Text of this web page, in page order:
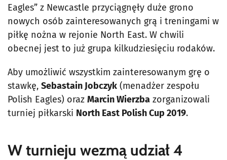
Eagles” z Newcastle przyciągnęły duże grono
nowych osób zainteresowanych grą i treningami w
piłkę nożna w rejonie North East. W chwili
obecnej jest to już grupa kilkudziesięciu rodaków.
Aby umożliwić wszystkim zainteresowanym grę o
stawkę, Sebastain Jobczyk (menadżer zespołu
Polish Eagles) oraz Marcin Wierzba zorganizowali
turniej piłkarski North East Polish Cup 2019.
W turnieju wezmą udział 4